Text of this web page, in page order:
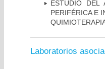
ESTUDIO DEL
PERIFÉRICA E
Laboratorios